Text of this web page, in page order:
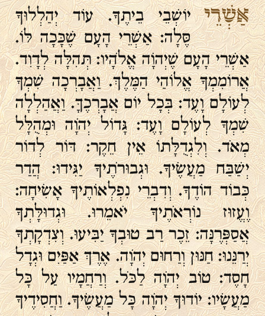
אַשְׁרֵייוֹשְׁבֵי בֵיתֶךָ. עוֹד יְהַלְלוּךָ
סֶּלָה: אַשְׁרֵי הָעָם שֶׁכָּכָה לּוֹ.
אַשְׁרֵי הָעָם שֶׁיְהוָֹה אֱלֹהָיו: תְּהִלָּה לְדָוִד.
אֲרוֹמִמְךָ אֱלוֹהַי הַמֶּלֶךְ. וַאֲבָרְכָה שִׁמְךָ
לְעוֹלָם וָעֶד: בְּכָל יוֹם אֲבָרְכֶךָּ. וַאֲהַלְלָה
שִׁמְךָ לְעוֹלָם וָעֶד: גָּדוֹל יְהֹוָה וּמְהֻלָּל
מְאֹד. וְלִגְדֻלָּתוֹ אֵין חֵקֶר: דּוֹר לְדוֹר
יְשַׁבַּח מַעֲשֶׂיךָ. וּגְבוּרֹתֶיךָ יַגִּידוּ: הֲדַר
כְּבוֹד הוֹדֶךָ. וְדִבְרֵי נִפְלְאוֹתֶיךָ אָשִׂיחָה:
וֶעֱזוּז נוֹרְאֹתֶיךָ יֹאמֵרוּ. וּגְדוּלָּתְךָ
אֲסַפְּרֶנָּה: זֵכֶר רַב טוּבְךָ יַבִּיעוּ. וְצִדְקָתְךָ
יְרַנֵּנוּ: חַנּוּן וְרַחוּם יְהֹוָה. אֶרֶךְ אַפַּיִם וּגְדָל
חָסֶד: טוֹב יְהֹוָה לַכֹּל. וְרַחֲמָיו עַל כָּל
מַעֲשָׂיו: יוֹדוּךָ יְהֹוָה כָּל מַעֲשֶׂיךָ. וַחֲסִידֶיךָ